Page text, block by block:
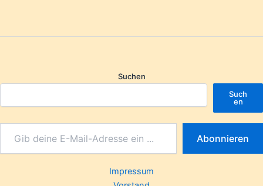
Suchen
Such
en
Abonnieren
Impressum